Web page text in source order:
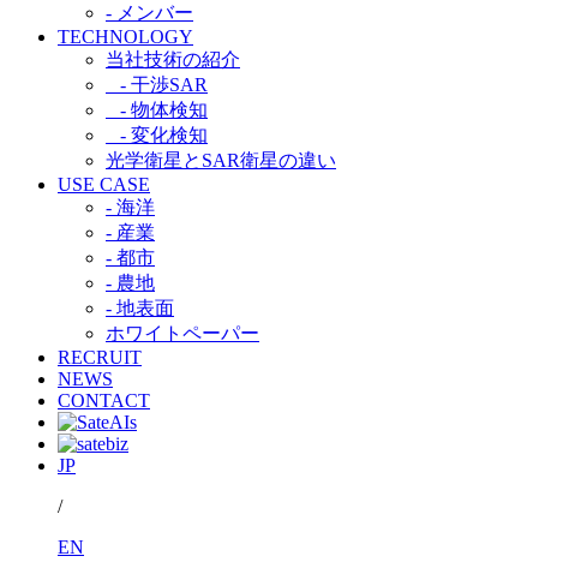
- メンバー
TECHNOLOGY
当社技術の紹介​
- 干渉SAR​
- 物体検知​
- 変化検知​
光学衛星とSAR衛星の違い​
USE CASE
- 海洋
- 産業
- 都市​
- 農地
- 地表面
ホワイトペーパー
RECRUIT
NEWS
CONTACT
JP
/
EN